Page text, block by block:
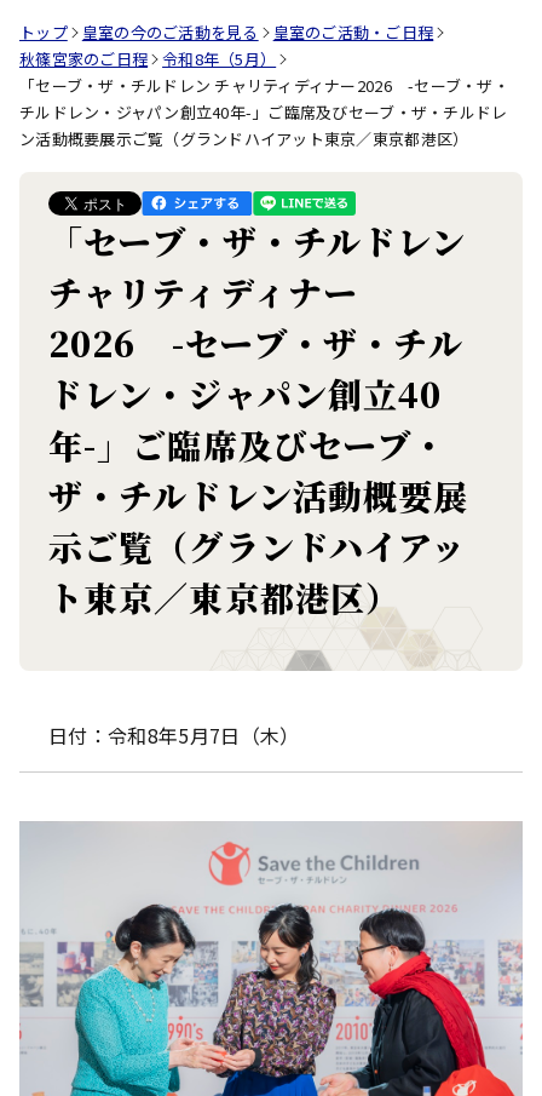
トップ 皇室の今のご活動を見る
皇室のご活動・ご日程
秋篠宮家のご日程
令和8年（5月）
「セーブ・ザ・チルドレン チャリティディナー2026 -セーブ・ザ・
チルドレン・ジャパン創立40年-」ご臨席及びセーブ・ザ・チルドレ
ン活動概要展示ご覧（グランドハイアット東京／東京都港区）
「セーブ・ザ・チルドレン
チャリティディナー
2026 -セーブ・ザ・チル
ドレン・ジャパン創立40
年-」ご臨席及びセーブ・
ザ・チルドレン活動概要展
示ご覧（グランドハイアッ
ト東京／東京都港区）
日付：令和8年5月7日（木）